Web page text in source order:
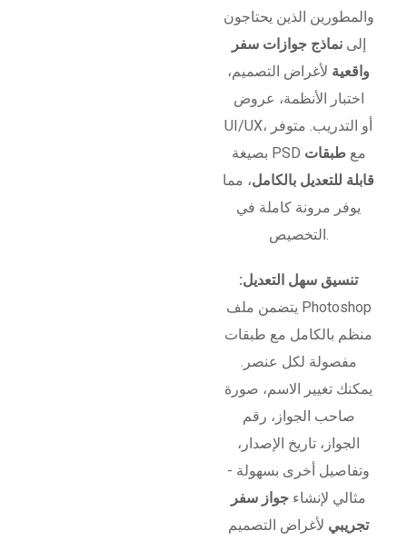
والمطورين الذين يحتاجون
إلىنماذج جوازات سفر
واقعية لأغراض التصميم،
اختبار الأنظمة، عروض
UI/UX، أو التدريب. متوفر
بصيغة PSD معطبقات
قابلة للتعديل بالكامل، مما
يوفر مرونة كاملة في
التخصيص.
تنسيق سهل التعديل:
يتضمن ملف Photoshop
منظم بالكامل مع طبقات
مفصولة لكل عنصر.
يمكنك تغيير الاسم، صورة
صاحب الجواز، رقم
الجواز، تاريخ الإصدار،
وتفاصيل أخرى بسهولة -
مثالي لإنشاء جواز سفر
تجريبي لأغراض التصميم